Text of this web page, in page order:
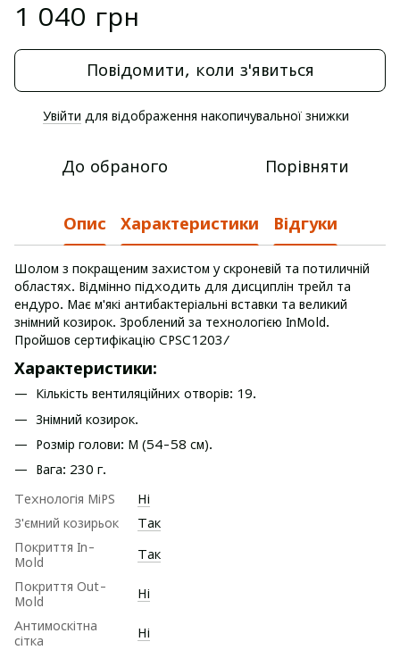
1 040 грн
Повідомити, коли з'явиться
Увійти для відображення накопичувальної знижки
До обраного Порівняти
Опис Характеристики Відгуки
Шолом з покращеним захистом у скроневій та потиличній
областях. Відмінно підходить для дисциплін трейл та
ендуро. Має м'які антибактеріальні вставки та великий
знімний козирок. Зроблений за технологією InMold.
Пройшов сертифікацію CPSC1203/
Характеристики:
Кількість вентиляційних отворів: 19.
Знімний козирок.
Розмір голови: M (54-58 см).
Вага: 230 г.
Технологія MiPS
Ні
З'ємний козирьок
Так
Покриття In-
Mold
Так
Покриття Out-
Mold
Ні
Антимоскітна
сітка
Ні